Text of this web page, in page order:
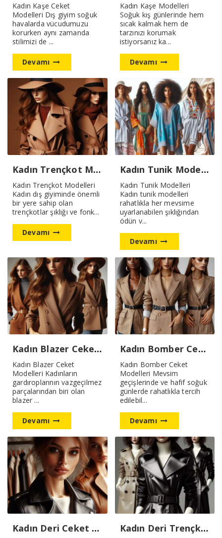
Kadın Kaşe Ceket
Modelleri Dış giyim soğuk
havalarda vücudumuzu
korurken aynı zamanda
stilimizi de ...
Devamı
Kadın Kaşe Modelleri
Soğuk kış günlerinde hem
sıcak kalmak hem de
tarzınızı korumak
istiyorsanız ka...
Devamı
Kadın Trençkot Modelleri Yeni Sezon
Kadın Trençkot Modelleri
Kadın dış giyiminde önemli
bir yere sahip olan
trençkotlar şıklığı ve fonk...
Devamı
Kadın Tunik Modelleri
Kadın Tunik Modelleri
Kadın tunik modelleri
rahatlıkla her mevsime
uyarlanabilen şıklığından
ödün v...
Devamı
Kadın Blazer Ceket Modelleri Yeni Modeller
Kadın Blazer Ceket
Modelleri Kadınların
gardıroplarının vazgeçilmez
parçalarından biri olan
blazer ...
Devamı
Kadın Bomber Ceket Modelleri Yeni Sezon
Kadın Bomber Ceket
Modelleri Mevsim
geçişlerinde ve hafif soğuk
günlerde rahatlıkla tercih
edilebil...
Devamı
Kadın Deri Ceket Modelleri Yeni Sezon Kadın Deri Trençkot Modellerimiz Yeni Sezon